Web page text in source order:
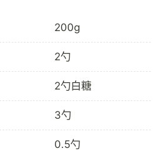
200g
2勺
2勺白糖
3勺
0.5勺